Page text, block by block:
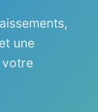
une
votre